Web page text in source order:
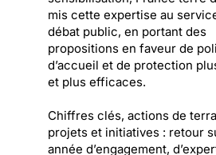
mis cette expertise au
débat public, en portant des
propositions en faveur de
d’accueil et de protection
et plus efficaces.
Chiffres clés, actions de
projets et initiatives : retour
année d’engagement,